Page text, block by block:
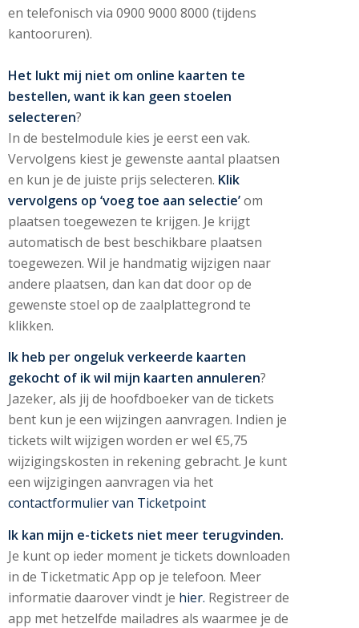
en telefonisch via 0900 9000 8000 (tijdens
kantooruren).
Het lukt mij niet om online kaarten te
bestellen, want ik kan geen stoelen
selecteren?
In de bestelmodule kies je eerst een vak.
Vervolgens kiest je gewenste aantal plaatsen
en kun je de juiste prijs selecteren. Klik
vervolgens op ‘voeg toe aan selectie’om
plaatsen toegewezen te krijgen. Je krijgt
automatisch de best beschikbare plaatsen
toegewezen. Wil je handmatig wijzigen naar
andere plaatsen, dan kan dat door op de
gewenste stoel op de zaalplattegrond te
klikken.
Ik heb per ongeluk verkeerde kaarten
gekocht of ik wil mijn kaarten annuleren?
Jazeker, als jij de hoofdboeker van de tickets
bent kun je een wijzingen aanvragen. Indien je
tickets wilt wijzigen worden er wel €5,75
wijzigingskosten in rekening gebracht. Je kunt
een wijzigingen aanvragen via het
contactformulier van Ticketpoint
Ik kan mijn e-tickets niet meer terugvinden.
Je kunt op ieder moment je tickets downloaden
in de Ticketmatic App op je telefoon. Meer
informatie daarover vindt je hier. Registreer de
app met hetzelfde mailadres als waarmee je de